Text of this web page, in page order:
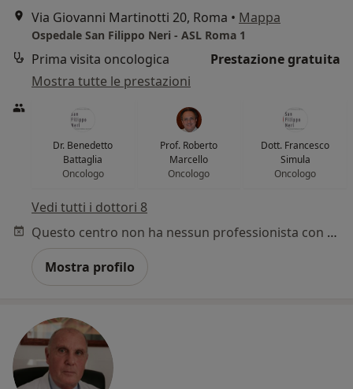
Via Giovanni Martinotti 20, Roma • Mappa
Ospedale San Filippo Neri - ASL Roma 1
Prima visita oncologica
Prestazione gratuita
Mostra tutte le prestazioni
Dr. Benedetto
Battaglia
Oncologo
Prof. Roberto
Marcello
Oncologo
Dott. Francesco
Simula
Oncologo
Vedi tutti i dottori 8
Questo centro non ha nessun professionista con date disponibili
Mostra profilo